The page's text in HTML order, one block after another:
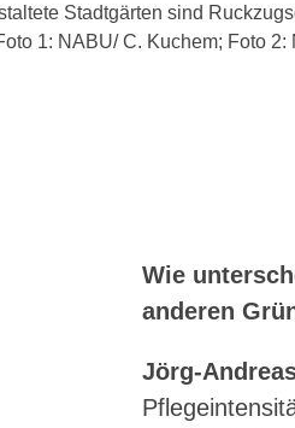
Stadtgärten sind
1: NABU/ C. Kuchem; Foto
Wie
anderen
Jörg-